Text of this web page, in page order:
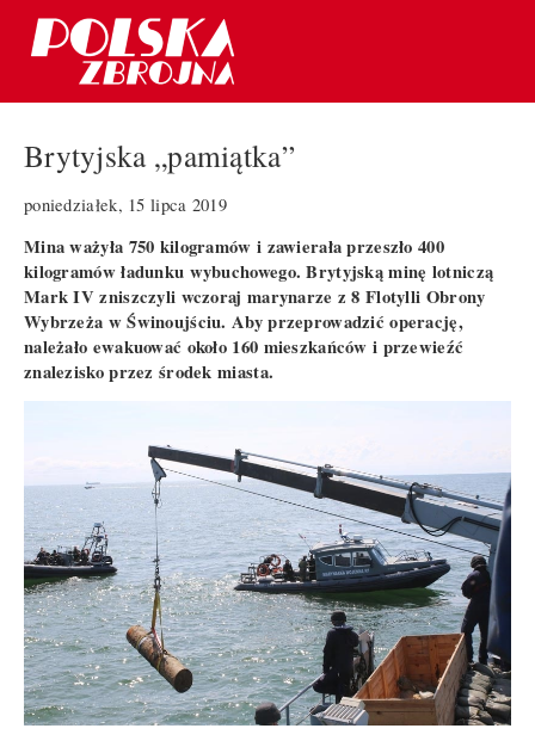
Brytyjska „pamiątka”
poniedziałek, 15 lipca 2019
Mina ważyła 750 kilogramów i zawierała przeszło 400
kilogramów ładunku wybuchowego. Brytyjską minę lotniczą
Mark IV zniszczyli wczoraj marynarze z 8 Flotylli Obrony
Wybrzeża w Świnoujściu. Aby przeprowadzić operację,
należało ewakuować około 160 mieszkańców i przewieźć
znalezisko przez środek miasta.